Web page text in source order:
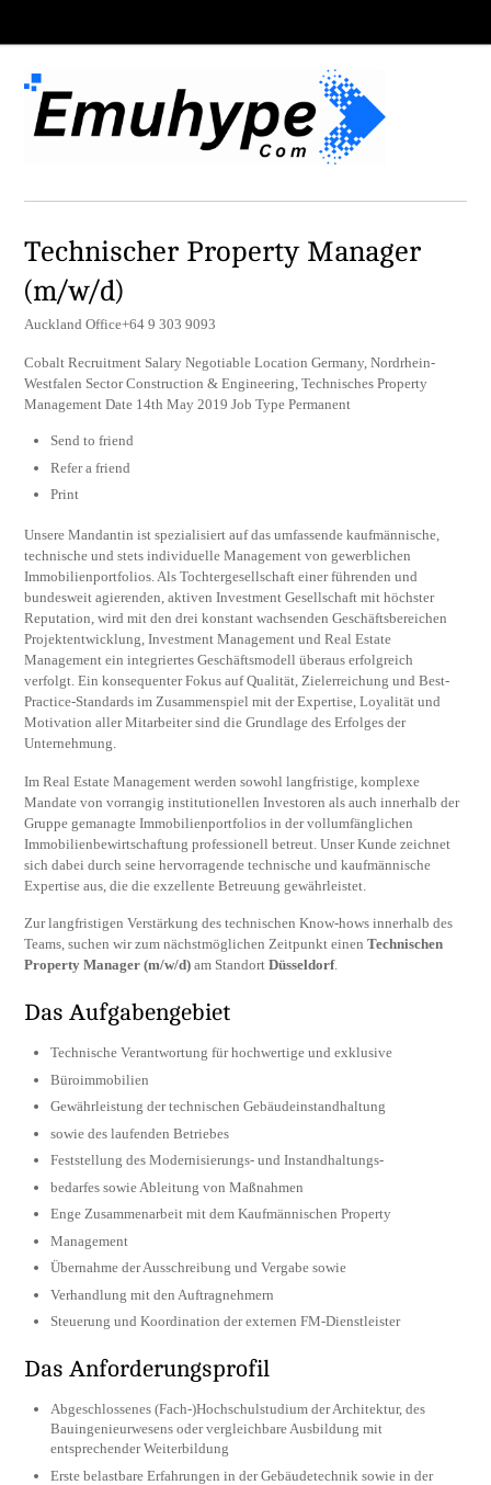
Technischer Property Manager
(m/w/d)
Auckland Office+64 9 303 9093
Cobalt Recruitment Salary Negotiable Location Germany, Nordrhein-
Westfalen Sector Construction & Engineering, Technisches Property
Management Date 14th May 2019 Job Type Permanent
Send to friend
Refer a friend
Print
Unsere Mandantin ist spezialisiert auf das umfassende kaufmännische,
technische und stets individuelle Management von gewerblichen
Immobilienportfolios. Als Tochtergesellschaft einer führenden und
bundesweit agierenden, aktiven Investment Gesellschaft mit höchster
Reputation, wird mit den drei konstant wachsenden Geschäftsbereichen
Projektentwicklung, Investment Management und Real Estate
Management ein integriertes Geschäftsmodell überaus erfolgreich
verfolgt. Ein konsequenter Fokus auf Qualität, Zielerreichung und Best-
Practice-Standards im Zusammenspiel mit der Expertise, Loyalität und
Motivation aller Mitarbeiter sind die Grundlage des Erfolges der
Unternehmung.
Im Real Estate Management werden sowohl langfristige, komplexe
Mandate von vorrangig institutionellen Investoren als auch innerhalb der
Gruppe gemanagte Immobilienportfolios in der vollumfänglichen
Immobilienbewirtschaftung professionell betreut. Unser Kunde zeichnet
sich dabei durch seine hervorragende technische und kaufmännische
Expertise aus, die die exzellente Betreuung gewährleistet.
Zur langfristigen Verstärkung des technischen Know-hows innerhalb des
Teams, suchen wir zum nächstmöglichen Zeitpunkt einenTechnischen
Property Manager (m/w/d) am StandortDüsseldorf.
Das Aufgabengebiet
Technische Verantwortung für hochwertige und exklusive
Büroimmobilien
Gewährleistung der technischen Gebäudeinstandhaltung
sowie des laufenden Betriebes
Feststellung des Modernisierungs- und Instandhaltungs-
bedarfes sowie Ableitung von Maßnahmen
Enge Zusammenarbeit mit dem Kaufmännischen Property
Management
Übernahme der Ausschreibung und Vergabe sowie
Verhandlung mit den Auftragnehmern
Steuerung und Koordination der externen FM-Dienstleister
Das Anforderungsprofil
Abgeschlossenes (Fach-)Hochschulstudium der Architektur, des
Bauingenieurwesens oder vergleichbare Ausbildung mit
entsprechender Weiterbildung
Erste belastbare Erfahrungen in der Gebäudetechnik sowie in der